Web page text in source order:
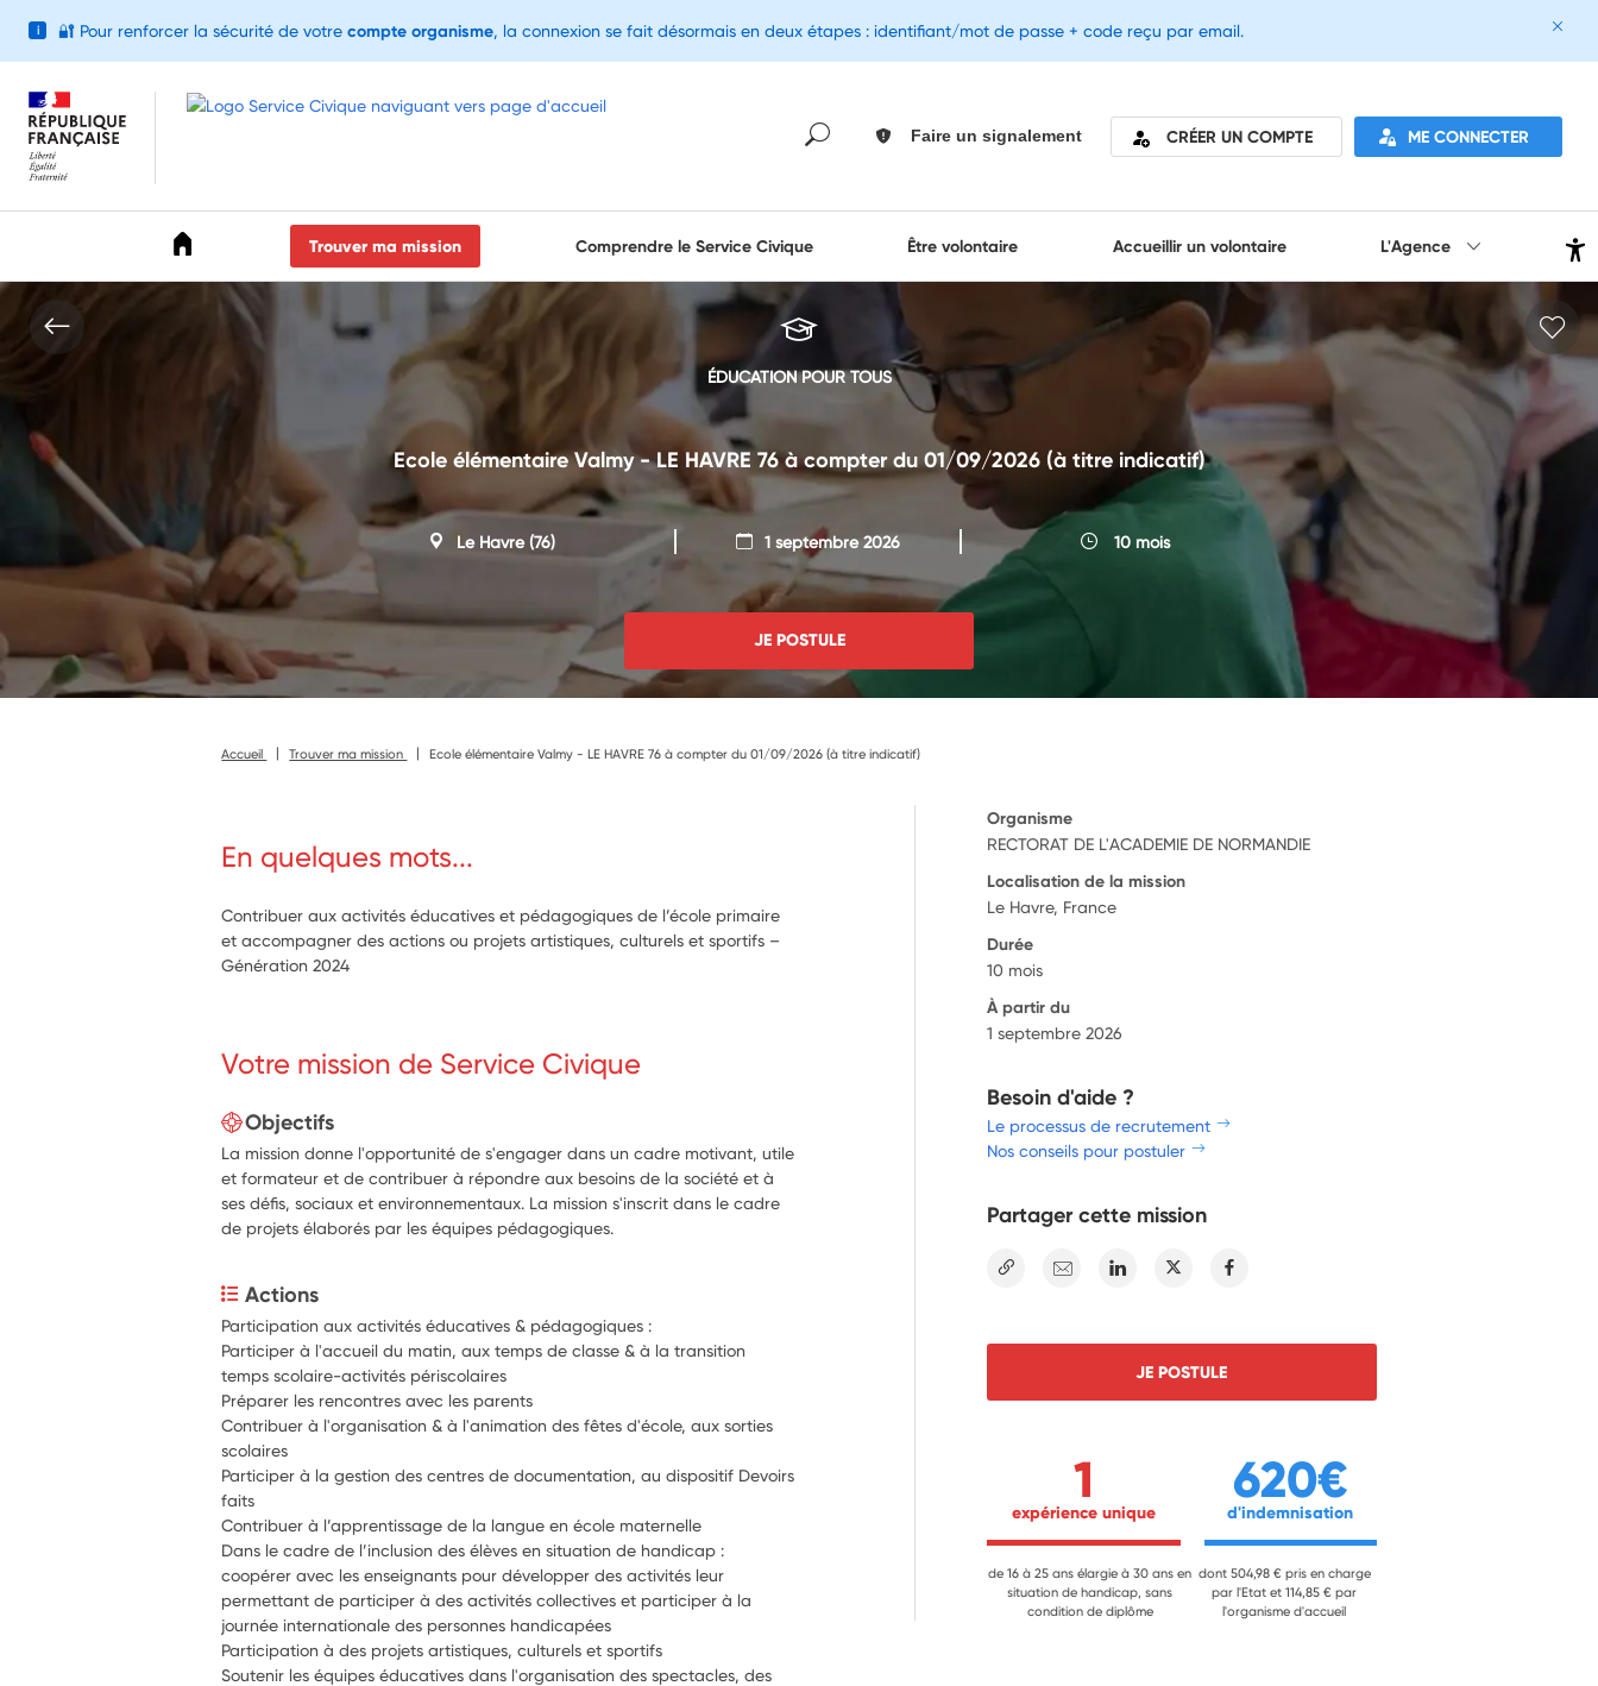
Faire un signalement CRÉER UN COMPTE ME CONNECTER
Trouver ma mission Comprendre le Service Civique Être volontaire Accueillir un volontaire L'Agence
ÉDUCATION POUR TOUS
Ecole élémentaire Valmy - LE HAVRE 76 à compter du 01/09/2026 (à titre indicatif)
Le Havre(76) 1 septembre 2026 10 mois
JE POSTULE
Accueil Trouver ma mission Ecole élémentaire Valmy - LE HAVRE 76 à compter du 01/09/2026 (à titre indicatif)
En quelques mots...
Contribuer aux activités éducatives et pédagogiques de l’école primaire
et accompagner des actions ou projets artistiques, culturels et sportifs –
Génération 2024
Votre mission de Service Civique
Objectifs
La mission donne l'opportunité de s'engager dans un cadre motivant, utile
et formateur et de contribuer à répondre aux besoins de la société et à
ses défis, sociaux et environnementaux. La mission s'inscrit dans le cadre
de projets élaborés par les équipes pédagogiques.
Actions
Participation aux activités éducatives & pédagogiques :
Participer à l'accueil du matin, aux temps de classe & à la transition
temps scolaire-activités périscolaires
Préparer les rencontres avec les parents
Contribuer à l'organisation & à l'animation des fêtes d'école, aux sorties
scolaires
Participer à la gestion des centres de documentation, au dispositif Devoirs
faits
Contribuer à l’apprentissage de la langue en école maternelle
Dans le cadre de l’inclusion des élèves en situation de handicap :
coopérer avec les enseignants pour développer des activités leur
permettant de participer à des activités collectives et participer à la
journée internationale des personnes handicapées
Participation à des projets artistiques, culturels et sportifs
Soutenir les équipes éducatives dans l'organisation des spectacles, des
Organisme
RECTORAT DE L'ACADEMIE DE NORMANDIE
Localisation de la mission
Le Havre, France
Durée
10 mois
À partir du
1 septembre 2026
Besoin d'aide ?
Le processus de recrutement
Nos conseils pour postuler
Partager cette mission
E-mail Linkedin Twitter
JE POSTULE
1
expérience unique
de 16 à 25 ans élargie à 30 ans en
situation de handicap, sans
condition de diplôme
620€
d'indemnisation
dont 504,98 € pris en charge
par l'Etat et 114,85 € par
l'organisme d'accueil
i 🔐 Pour renforcer la sécurité de votre compte organisme, la connexion se fait désormais en deux étapes : identifiant/mot de passe + code reçu par email.